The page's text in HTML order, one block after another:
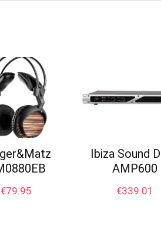
€79.95
Ibiza Sound
AMP600
€339.01